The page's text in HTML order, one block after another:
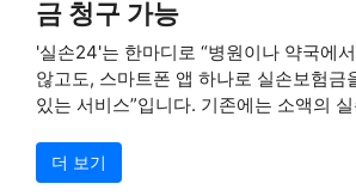
금 청구 가능
'실손24'는 한마디로 “병원이나 약국에
않고도, 스마트폰 앱 하나로 실손보험금
있는 서비스”입니다. 기존에는 소액의
더 보기